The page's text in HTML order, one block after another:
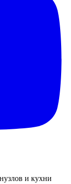
и кухни